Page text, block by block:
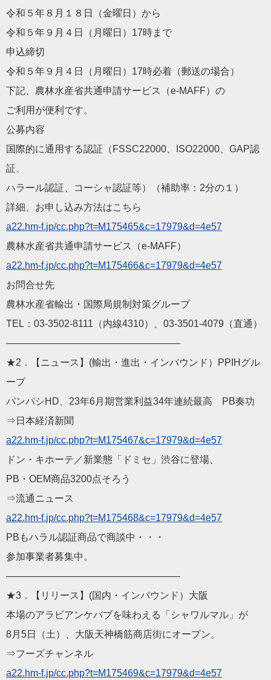
令和５年８月１８日（金曜日）から
令和５年９月４日（月曜日）17時まで
申込締切
令和５年９月４日（月曜日）17時必着（郵送の場合）
下記、農林水産省共通申請サービス（e-MAFF）の
ご利用が便利です。
公募内容
国際的に通用する認証（FSSC22000、ISO22000、 GAP認
証、
ハラール認証、コーシャ認証等）（補助率：2分の１）
詳細、お申し込み方法はこちら
a22.hm-f.jp/cc.php?t=M175465&c=17979&d=4e57
農林水産省共通申請サービス（e-MAFF）
a22.hm-f.jp/cc.php?t=M175466&c=17979&d=4e57
お問合せ先
農林水産省輸出・国際局規制対策グループ
TEL：03-3502-8111（内線4310）、03-3501-4079（直通）
——————————————————
★2．【ニュース】(輸出・進出・インバウンド）PPIHグル
ープ
パンパシHD、23年6月期営業利益34年連続最高 PB奏功
⇒日本経済新聞
a22.hm-f.jp/cc.php?t=M175467&c=17979&d=4e57
ドン・キホーテ／新業態「ドミセ」渋谷に登場、
PB・OEM商品3200点そろう
⇒流通ニュース
a22.hm-f.jp/cc.php?t=M175468&c=17979&d=4e57
PBもハラル認証商品で商談中・・・
参加事業者募集中。
——————————————————
★3．【リリース】(国内・インバウンド）大阪
本場のアラビアンケバブを味わえる「シャワルマル」が
8月5日（土）、大阪天神橋筋商店街にオープン。
⇒フーズチャンネル
a22.hm-f.jp/cc.php?t=M175469&c=17979&d=4e57